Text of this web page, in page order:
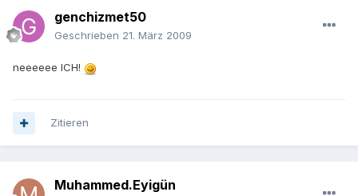
genchizmet50
Geschrieben 21. März 2009
neeeeee ICH!
Zitieren
Muhammed.Eyigün